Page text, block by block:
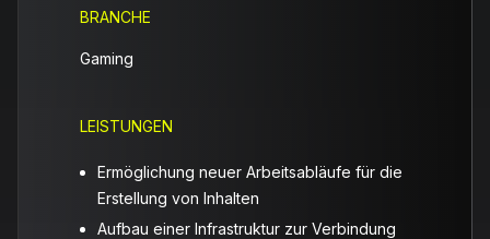
BRANCHE
Gaming
LEISTUNGEN
Ermöglichung neuer Arbeitsabläufe für die
Erstellung von Inhalten
Aufbau einer Infrastruktur zur Verbindung